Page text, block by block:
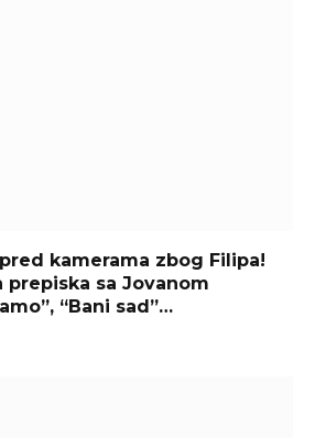
kamerama zbog Filipa!
prepiska sa Jovanom
“Bani sad”…